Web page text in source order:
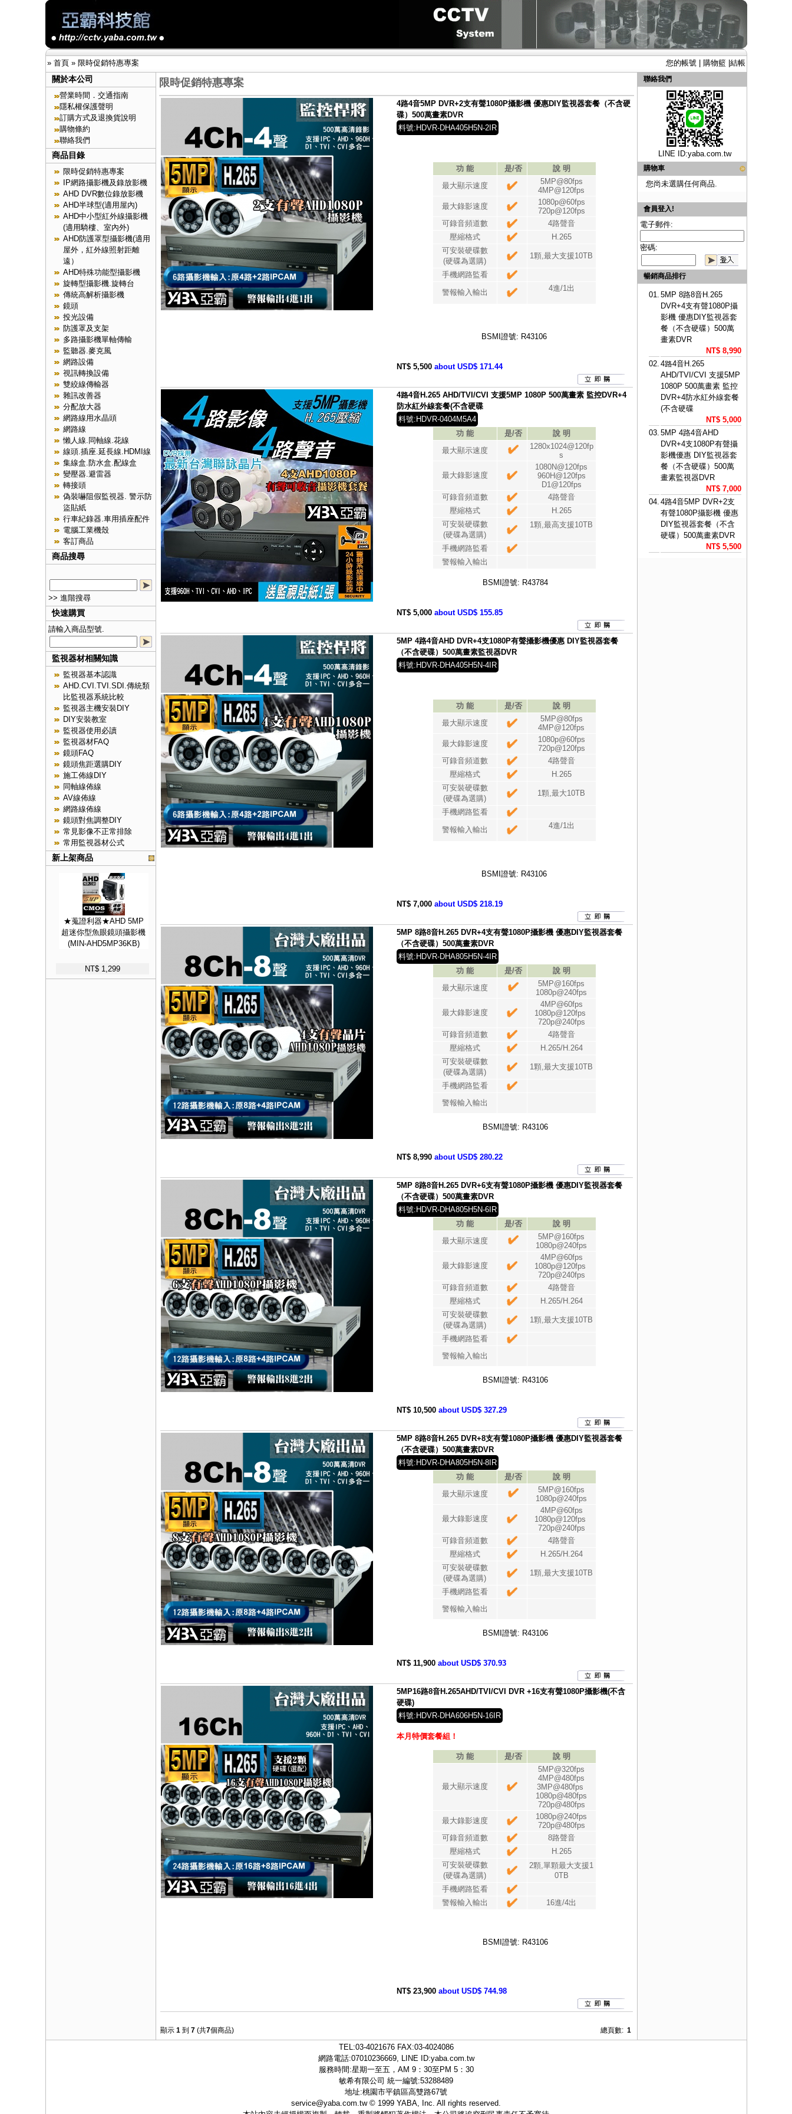
» 首頁» 限時促銷特惠專案 您的帳號| 購物籃| 結帳
關於本公司
營業時間．交通指南
隱私權保護聲明
訂購方式及退換貨說明
購物條約
聯絡我們
商品目錄
限時促銷特惠專案
IP網路攝影機及錄放影機
AHD DVR數位錄放影機
AHD半球型(適用屋內)
AHD中小型紅外線攝影機
(適用騎樓、室內外)
AHD防護罩型攝影機(適用
屋外，紅外線照射距離
遠）
AHD特殊功能型攝影機
旋轉型攝影機.旋轉台
傳統高解析攝影機
鏡頭
投光設備
防護罩及支架
多路攝影機單軸傳輸
監聽器.麥克風
網路設備
視訊轉換設備
雙絞線傳輸器
雜訊改善器
分配放大器
網路線用水晶頭
網路線
懶人線.同軸線.花線
線頭.插座.延長線.HDMI線
集線盒.防水盒.配線盒
變壓器.避雷器
轉接頭
偽裝嚇阻假監視器. 警示防
盜貼紙
行車紀錄器.車用插座配件
電腦工業機殼
客訂商品
商品搜尋
>> 進階搜尋
快速購買
請輸入商品型號.
監視器材相關知識
監視器基本認識
AHD.CVI.TVI.SDI.傳統類
比監視器系統比較
監視器主機安裝DIY
DIY安裝教室
監視器使用必讀
監視器材FAQ
鏡頭FAQ
鏡頭焦距選購DIY
施工佈線DIY
同軸線佈線
AV線佈線
網路線佈線
鏡頭對焦調整DIY
常見影像不正常排除
常用監視器材公式
新上架商品
★蒐證利器★AHD 5MP
超迷你型魚眼鏡頭攝影機
(MIN-AHD5MP36KB)
NT$ 1,299
限時促銷特惠專案
4路4音5MP DVR+2支有聲1080P攝影機 優惠DIY監視器套餐（不含硬
碟）500萬畫素DVR
料號:HDVR-DHA405H5N-2IR
功 能 是/否
說 明
最大顯示速度
5MP@80fps
4MP@120fps
最大錄影速度
1080p@60fps
720p@120fps
可錄音頻道數
4路聲音
壓縮格式
H.265
可安裝硬碟數
(硬碟為選購)
1顆,最大支援10TB
手機網路監看
警報輸入輸出
4進/1出
BSMI證號: R43106
NT$ 5,500 about USD$ 171.44
4路4音H.265 AHD/TVI/CVI 支援5MP 1080P 500萬畫素 監控DVR+4
防水紅外線套餐(不含硬碟
料號:HDVR-0404M5A4
功 能
是/否
說 明
最大顯示速度
1280x1024@120fp
s
最大錄影速度
1080N@120fps
960H@120fps
D1@120fps
可錄音頻道數
4路聲音
壓縮格式
H.265
可安裝硬碟數
(硬碟為選購)
1顆,最高支援10TB
手機網路監看
警報輸入輸出
BSMI證號: R43784
NT$ 5,000 about USD$ 155.85
5MP 4路4音AHD DVR+4支1080P有聲攝影機優惠 DIY監視器套餐
（不含硬碟）500萬畫素監視器DVR
料號:HDVR-DHA405H5N-4IR
功 能 是/否
說 明
最大顯示速度
5MP@80fps
4MP@120fps
最大錄影速度
1080p@60fps
720p@120fps
可錄音頻道數
4路聲音
壓縮格式
H.265
可安裝硬碟數
(硬碟為選購)
1顆,最大10TB
手機網路監看
警報輸入輸出
4進/1出
BSMI證號: R43106
NT$ 7,000 about USD$ 218.19
5MP 8路8音H.265 DVR+4支有聲1080P攝影機 優惠DIY監視器套餐
（不含硬碟）500萬畫素DVR
料號:HDVR-DHA805H5N-4IR
功 能
是/否
說 明
最大顯示速度
5MP@160fps
1080p@240fps
最大錄影速度
4MP@60fps
1080p@120fps
720p@240fps
可錄音頻道數
4路聲音
壓縮格式
H.265/H.264
可安裝硬碟數
(硬碟為選購)
1顆,最大支援10TB
手機網路監看
警報輸入輸出
BSMI證號: R43106
NT$ 8,990 about USD$ 280.22
5MP 8路8音H.265 DVR+6支有聲1080P攝影機 優惠DIY監視器套餐
（不含硬碟）500萬畫素DVR
料號:HDVR-DHA805H5N-6IR
功 能
是/否
說 明
最大顯示速度
5MP@160fps
1080p@240fps
最大錄影速度
4MP@60fps
1080p@120fps
720p@240fps
可錄音頻道數
4路聲音
壓縮格式
H.265/H.264
可安裝硬碟數
(硬碟為選購)
1顆,最大支援10TB
手機網路監看
警報輸入輸出
BSMI證號: R43106
NT$ 10,500 about USD$ 327.29
5MP 8路8音H.265 DVR+8支有聲1080P攝影機 優惠DIY監視器套餐
（不含硬碟）500萬畫素DVR
料號:HDVR-DHA805H5N-8IR
功 能
是/否
說 明
最大顯示速度
5MP@160fps
1080p@240fps
最大錄影速度
4MP@60fps
1080p@120fps
720p@240fps
可錄音頻道數
4路聲音
壓縮格式
H.265/H.264
可安裝硬碟數
(硬碟為選購)
1顆,最大支援10TB
手機網路監看
警報輸入輸出
BSMI證號: R43106
NT$ 11,900 about USD$ 370.93
5MP16路8音H.265AHD/TVI/CVI DVR +16支有聲1080P攝影機(不含
硬碟)
料號:HDVR-DHA606H5N-16IR
本月特價套餐組！
功 能 是/否 說 明
最大顯示速度
5MP@320fps
4MP@480fps
3MP@480fps
1080p@480fps
720p@480fps
最大錄影速度
1080p@240fps
720p@480fps
可錄音頻道數
8路聲音
壓縮格式
H.265
可安裝硬碟數
(硬碟為選購)
2顆,單顆最大支援1
0TB
手機網路監看
警報輸入輸出
16進/4出
BSMI證號: R43106
NT$ 23,900 about USD$ 744.98
顯示 1到 7(共7個商品) 總頁數: 1
聯絡我們
LINE ID:yaba.com.tw
購物車
您尚未選購任何商品.
會員登入!
電子郵件:
密碼:
暢銷商品排行
01. 5MP 8路8音H.265
DVR+4支有聲1080P攝
影機 優惠DIY監視器套
餐（不含硬碟）500萬
畫素DVR
NT$ 8,990
02. 4路4音H.265
AHD/TVI/CVI 支援5MP
1080P 500萬畫素 監控
DVR+4防水紅外線套餐
(不含硬碟
NT$ 5,000
03. 5MP 4路4音AHD
DVR+4支1080P有聲攝
影機優惠 DIY監視器套
餐（不含硬碟）500萬
畫素監視器DVR
NT$ 7,000
04. 4路4音5MP DVR+2支
有聲1080P攝影機 優惠
DIY監視器套餐（不含
硬碟）500萬畫素DVR
NT$ 5,500
TEL:03-4021676FAX:03-4024086
網路電話:07010236669, LINE ID:yaba.com.tw
服務時間:星期一至五，AM 9：30至PM 5：30
敏希有限公司 統一編號:53288489
地址:桃園市平鎮區高雙路67號
service@yaba.com.tw© 1999 YABA, Inc. All rights reserved.